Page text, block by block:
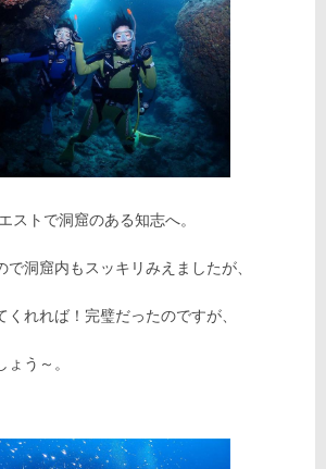
ストで洞窟のある知志へ。
洞窟内もスッキリみえましたが、
れれば！完璧だったのですが、
う～。